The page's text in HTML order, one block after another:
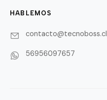
HABLEMOS
contacto@tecnoboss.cl
56956097657